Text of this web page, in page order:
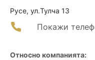
Русе, ул.Тулча 13
Покажи
Относно компанията: